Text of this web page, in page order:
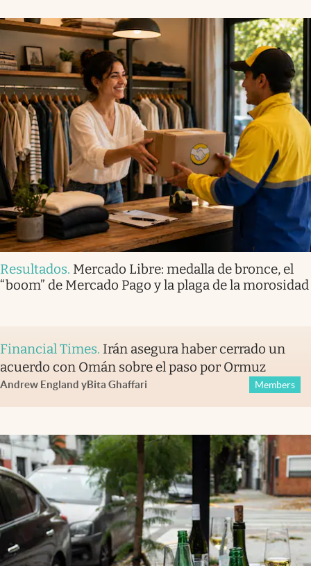
Resultados. Mercado Libre: medalla de bronce, el
“boom” de Mercado Pago y la plaga de la morosidad
Financial Times. Irán asegura haber cerrado un
acuerdo con Omán sobre el paso por Ormuz
Andrew England yBita Ghaffari Members